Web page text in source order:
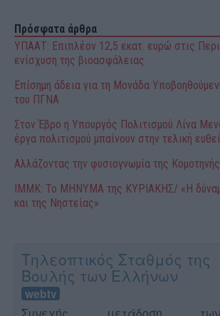
Πρόσφατα άρθρα
ΥΠΑΑΤ: Επιπλέον 12,5 εκατ. ευρώ στις
ενίσχυση της βιοασφάλειας
Επίσημη άδεια για τη Μονάδα
του ΠΓΝΑ
Στον Έβρο η Υπουργός Πολιτισμού Λίνα
έργα πολιτισμού μπαίνουν στην τελική
Αλλάζοντας την φυσιογνωμία της Κομοτηνής
ΙΜΜΚ: Το ΜΗΝΥΜΑ της ΚΥΡΙΑΚΗΣ/ «Η
και της Νηστείας»